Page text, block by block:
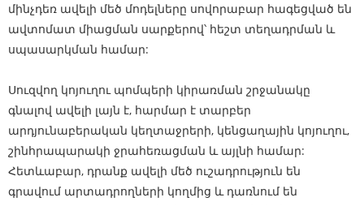
մինչդեռ ավելի մեծ մոդելները սովորաբար հագեցված են
ավտոմատ միացման սարքերով՝ հեշտ տեղադրման և
սպասարկման համար:
Սուզվող կոյուղու պոմպերի կիրառման շրջանակը
գնալով ավելի լայն է, հարմար է տարբեր
արդյունաբերական կեղտաջրերի, կենցաղային կոյուղու,
շինհրապարակի ջրահեռացման և այլնի համար:
Հետևաբար, դրանք ավելի մեծ ուշադրություն են
գրավում արտադրողների կողմից և դառնում են